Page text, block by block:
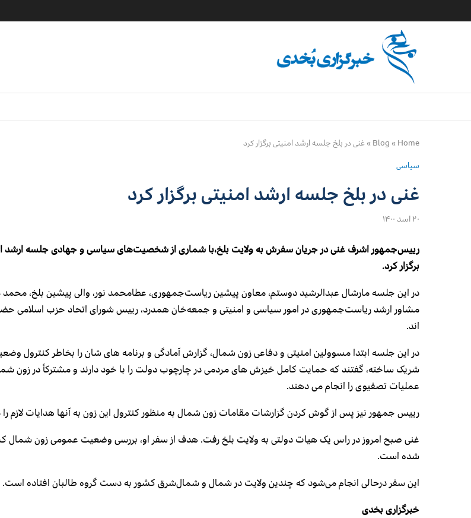
Home
»
Blog
» غنی در بلخ جلسه ارشد امنیتی برگزار کرد
سیاسی
غنی در بلخ جلسه ارشد امنیتی برگزار کرد
۲۰ اسد ۱۴۰۰
رییس‌جمهور اشرف غنی در جریان سفرش به ولایت بلخ،با شماری از شخصیت‌های سیاسی و جهادی جلسه ارشد
برگزار کرد.
در این جلسه مارشال عبدالرشید دوستم، معاون پیشین ریاست‌جمهوری، عطامحمد نور، والی پیشین بلخ،
مشاور ارشد ریاست‌جمهوری در امور سیاسی و امنیتی و جمعه‌خان همدرد، رییس شورای اتحاد حزب اسلامی
‌اند.
در این جلسه ابتدا مسوولین امنیتی و دفاعی زون شمال، گزارش آمادگی و برنامه های شان را بخاطر کنترول
شریک ساخته، گفتند که حمایت کامل خیزش های مردمی در چارچوب دولت را با خود دارند و مشترکاً در زون
عملیات تصفیوی را انجام می دهند.
رییس جمهور نیز پس از گوش کردن گزارشات مقامات زون شمال به منظور کنترول این زون به آنها هدایات لازم را
غنی صبح امروز در راس یک هیات دولتی به ولایت بلخ رفت. هدف از سفر او، بررسی وضعیت عمومی زون شمال
شده است.
این سفر درحالی انجام می‌شود که چندین ولایت در شمال و شمال‌شرق کشور به ‌دست گروه طالبان افتاده است.
خبرگزاری بخدی